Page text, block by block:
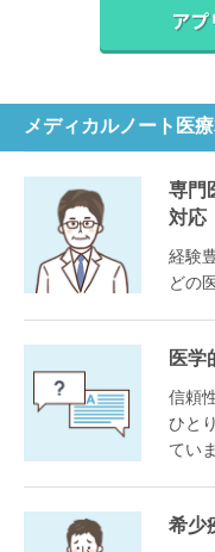
メディカルノート医
専門
対応
経験
どの
医学
信頼
ひと
てい
希少